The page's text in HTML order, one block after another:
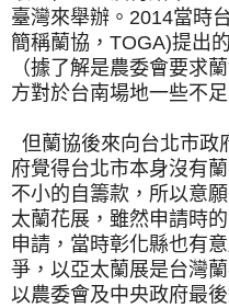
臺灣來舉辦。2014當時
簡稱蘭協，TOGA)提出
（據了解是農委會要求
方對於台南場地一些不足
但蘭協後來向台北市政
府覺得台北市本身沒有
不小的自籌款，所以意
太蘭花展，雖然申請時
申請，當時彰化縣也有
爭，以亞太蘭展是台灣
以農委會及中央政府最